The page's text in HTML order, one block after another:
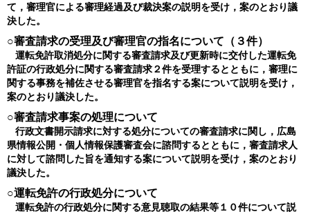
て，審理官による審理経過及び裁決案の説明を受け，案のとおり議
決した。
○審査請求の受理及び審理官の指名について（３件）
運転免許取消処分に関する審査請求及び更新時に交付した運転免
許証の行政処分に関する審査請求２件を受理するとともに，審理に
関する事務を補佐させる審理官を指名する案について説明を受け，
案のとおり議決した。
○審査請求事案の処理について
行政文書開示請求に対する処分についての審査請求に関し，広島
県情報公開・個人情報保護審査会に諮問するとともに，審査請求人
に対して諮問した旨を通知する案について説明を受け，案のとおり
議決した。
○運転免許の行政処分について
運転免許の行政処分に関する意見聴取の結果等１０件について説